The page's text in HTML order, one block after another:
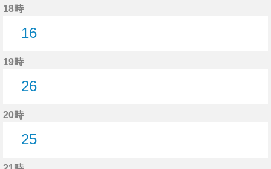
18時
16
19時
26
20時
25